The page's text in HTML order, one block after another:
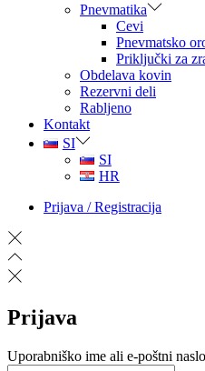
Pnevmatika
Cevi
Pnevmatsko
Priključki za
Obdelava kovin
Rezervni deli
Rabljeno
Kontakt
SI
SI
HR
Prijava / Registracija
Prijava
Uporabniško ime ali e-poštni